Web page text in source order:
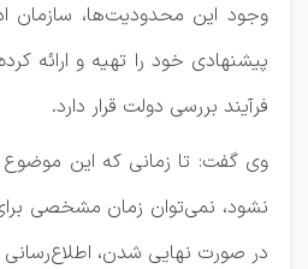
وجود این محدودیت‌ها، سازمان
پیشنهادی خود را تهیه و ارائه
فرآیند بررسی دولت قرار دارد.
وی گفت: تا زمانی که این
نشود، نمی‌توان زمان مشخصی برای
در صورت نهایی شدن، اطلاع‌رسانی